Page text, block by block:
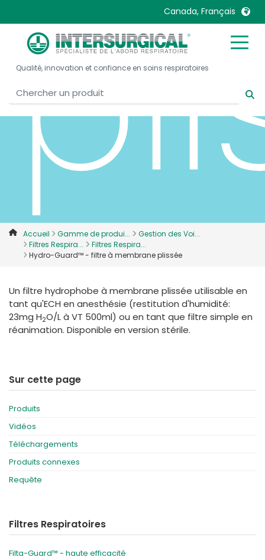
Canada, Français
United Kingdom
United States
Australia
Belgique, Français
Canada, English
Canada, Français
Denmark
Deutschland
France
Italia
Mexico
Nederlands
International English
Qualité, innovation et confiance en soins respiratoires
Accueil Gamme de produi...
Gestion des Voi...
Filtres Respira...
Filtres Respira...
Hydro-Guard™ - filtre à membrane plissée
Un filtre hydrophobe à membrane plissée utilisable en
tant qu'ECH en anesthésie (restitution d'humidité:
23mg H2O/L à VT 500ml) ou en tant que filtre simple en
réanimation. Disponible en version stérile.
Sur cette page
Produits
Vidéos
Téléchargements
Produits connexes
Requête
Filtres Respiratoires
Filta-Guard™ - haute efficacité